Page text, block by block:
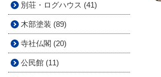
別荘・ログハウス (41)
木部塗装 (89)
寺社仏閣 (20)
公民館 (11)